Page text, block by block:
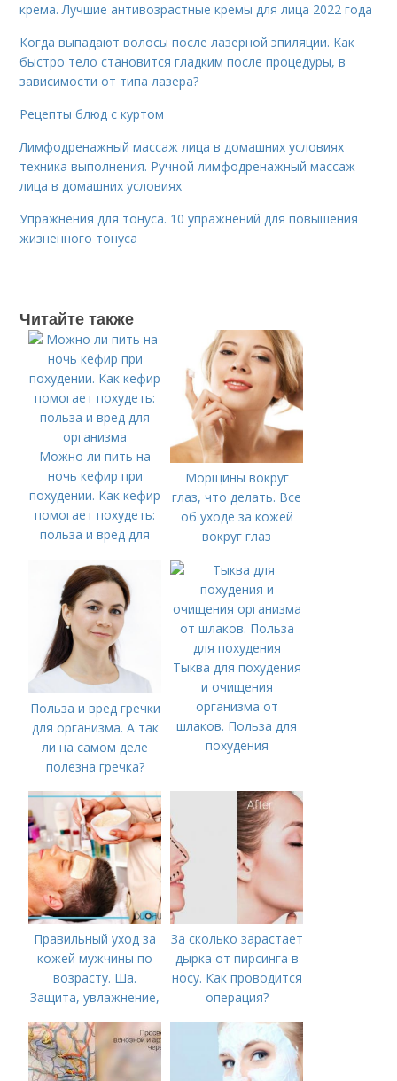
крема. Лучшие антивозрастные кремы для лица 2022 года
Когда выпадают волосы после лазерной эпиляции. Как
быстро тело становится гладким после процедуры, в
зависимости от типа лазера?
Рецепты блюд с куртом
Лимфодренажный массаж лица в домашних условиях
техника выполнения. Ручной лимфодренажный массаж
лица в домашних условиях
Упражнения для тонуса. 10 упражнений для повышения
жизненного тонуса
Читайте также
Можно ли пить на
ночь кефир при
похудении. Как кефир
помогает похудеть:
польза и вред для
Морщины вокруг
глаз, что делать. Все
об уходе за кожей
вокруг глаз
Польза и вред гречки
для организма. А так
ли на самом деле
полезна гречка?
Тыква для похудения
и очищения
организма от
шлаков. Польза для
похудения
Правильный уход за
кожей мужчины по
возрасту. Ша.
Защита, увлажнение,
За сколько зарастает
дырка от пирсинга в
носу. Как проводится
операция?